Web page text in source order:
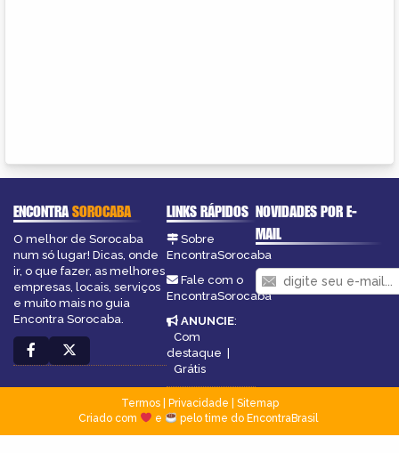
ENCONTRASOROCABA
O melhor de Sorocaba
num só lugar! Dicas, onde
ir, o que fazer, as melhores
empresas, locais, serviços
e muito mais no guia
Encontra Sorocaba.
LINKS RÁPIDOS
Sobre
EncontraSorocaba
Fale com o
EncontraSorocaba
ANUNCIE:
Com
destaque |
Grátis
NOVIDADES POR E-
MAIL
Termos| Privacidade
Sitemap
Criado com
e pelo time do EncontraBrasil